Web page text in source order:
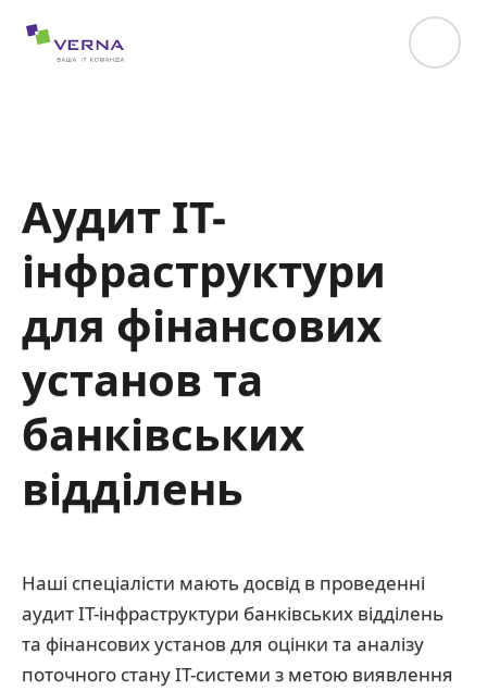
Аудит IT-
інфраструктури
для фінансових
установ та
банківських
відділень
Наші спеціалісти мають досвід в проведенні
аудит IT-інфраструктури банківських відділень
та фінансових установ для оцінки та аналізу
поточного стану IT-системи з метою виявлення